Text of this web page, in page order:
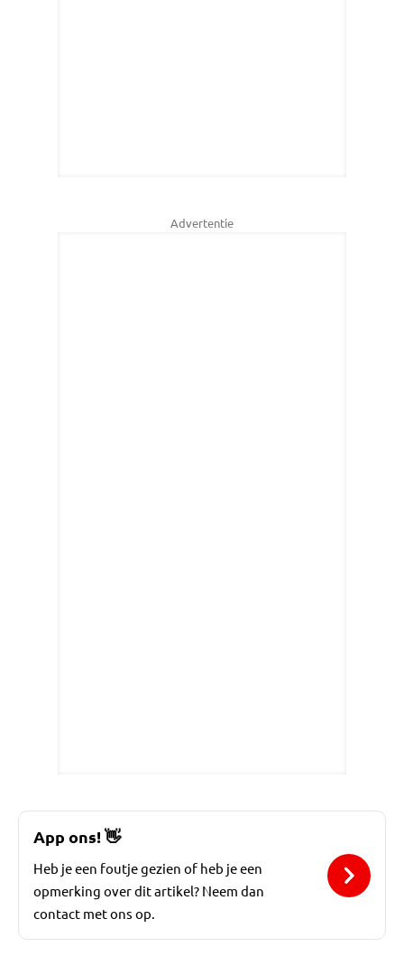
Advertentie
App ons!👋
Heb je een foutje gezien of heb je een
opmerking over dit artikel? Neem dan
contact met ons op.